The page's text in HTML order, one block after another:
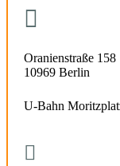

Oranienstraße 158
10969 Berlin
U-Bahn
